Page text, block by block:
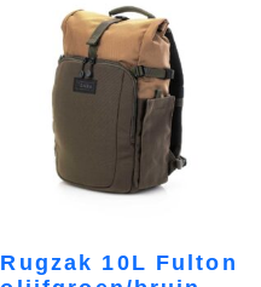
Rugzak 10L Fulton